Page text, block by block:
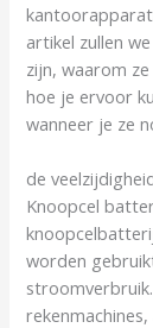
artikel zullen
zijn, waarom
hoe je ervoor
wanneer je ze
de
Knoopcel
worden